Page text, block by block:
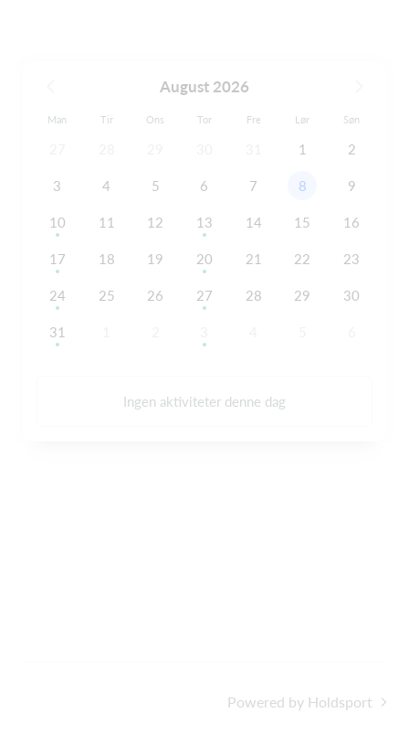
August 2026
Man Tir Ons Tor Fre Lør Søn
1 2
3 4 5 6 7 8 9
10 11 12 13 14 15 16
17 18 19 20 21 22 23
24 25 26 27 28 29 30
31
Ingen aktiviteter denne dag
Powered by Holdsport